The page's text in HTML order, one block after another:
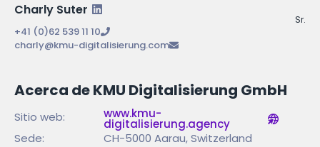
Charly Suter
Sr.
+41 (0)62 539 11 10
charly@kmu-digitalisierung.com
Acerca de KMU Digitalisierung GmbH
Sitio web: www.kmu-
digitalisierung.agency
Sede:
CH-5000 Aarau, Switzerland